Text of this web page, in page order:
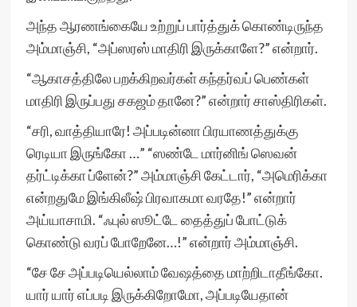
அந்த ஆரணங்கையே உற்றுப் பார்த்துக் கொண்டிருந்த
அம்மாஞ்சி, “அப்ஸரஸ் மாதிரி இருக்காளே?” என்றார்.
“ஆகாசத்திலே பறக்கிறவர்கள் கந்தர்வப் பெண்கள்
மாதிரி இருப்பது சகஜம் தானே?” என்றார் சாஸ்திரிகள்.
“சரி, வாத்தியாரே! அப்படின்னா பிரயாணத்துக்கு
ரெடியா இருங்கோ …” “ஸண்டே மார்னிங் ஸெவன்
தர்ட்டிக்கா ப்ளேன்?” அம்மாஞ்சி கேட்டார், “அமெரிக்கா
என்றதுமே இங்கிலீஷ் பிரவாகமா வரதே!” என்றார்
அய்யாசாமி. “ஃபுல் ஸூட்டே தைத்துப் போட்டுக்
கொண்டு வரப் போறேனே…!” என்றார் அம்மாஞ்சி.
“சே சே அப்படியெல்லாம் வேஷத்தை மாற்றிடாதீங்கோ.
யார் யார் எப்படி இருக்கிறோமோ, அப்படியேதான்